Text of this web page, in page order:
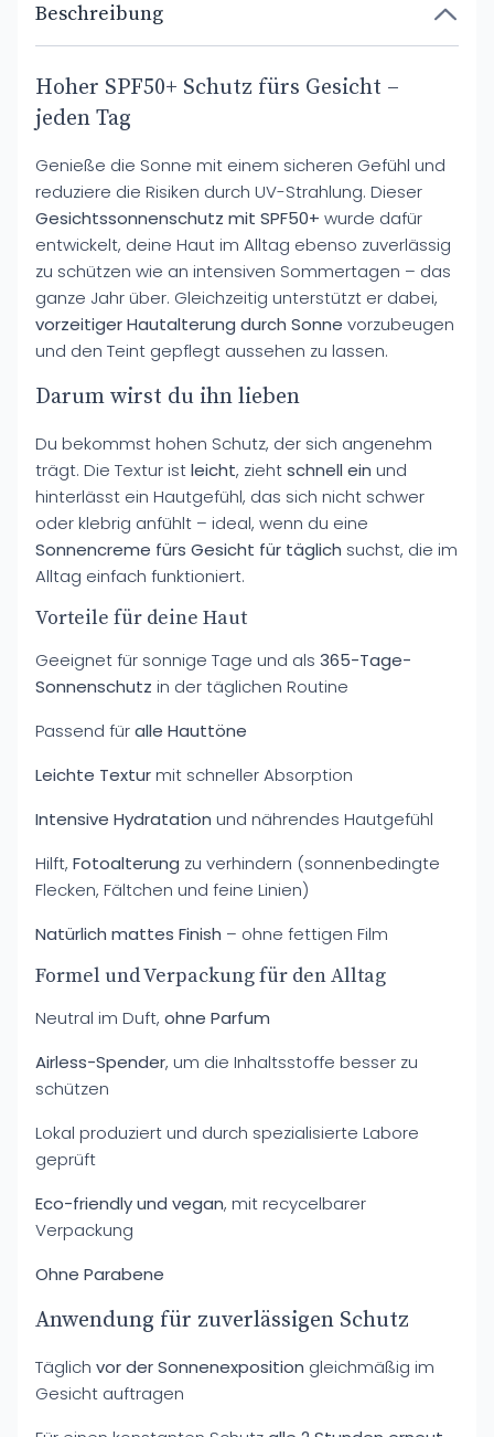
Beschreibung
Hoher SPF50+ Schutz fürs Gesicht –
jeden Tag
Genieße die Sonne mit einem sicheren Gefühl und
reduziere die Risiken durch UV-Strahlung. Dieser
Gesichtssonnenschutz mit SPF50+ wurde dafür
entwickelt, deine Haut im Alltag ebenso zuverlässig
zu schützen wie an intensiven Sommertagen – das
ganze Jahr über. Gleichzeitig unterstützt er dabei,
vorzeitiger Hautalterung durch Sonne vorzubeugen
und den Teint gepflegt aussehen zu lassen.
Darum wirst du ihn lieben
Du bekommst hohen Schutz, der sich angenehm
trägt. Die Textur istleicht, ziehtschnell ein und
hinterlässt ein Hautgefühl, das sich nicht schwer
oder klebrig anfühlt – ideal, wenn du eine
Sonnencreme fürs Gesicht für täglich suchst, die im
Alltag einfach funktioniert.
Vorteile für deine Haut
Geeignet für sonnige Tage und als 365-Tage-
Sonnenschutz in der täglichen Routine
Passend füralle Hauttöne
Leichte Texturmit schneller Absorption
Intensive Hydratation und nährendes Hautgefühl
Hilft, Fotoalterung zu verhindern (sonnenbedingte
Flecken, Fältchen und feine Linien)
Natürlich mattes Finish – ohne fettigen Film
Formel und Verpackung für den Alltag
Neutral im Duft, ohne Parfum
Airless-Spender, um die Inhaltsstoffe besser zu
schützen
Lokal produziert und durch spezialisierte Labore
geprüft
Eco-friendly und vegan, mit recycelbarer
Verpackung
Ohne Parabene
Anwendung für zuverlässigen Schutz
Täglich vor der Sonnenexposition gleichmäßig im
Gesicht auftragen